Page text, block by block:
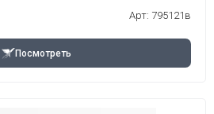
Арт: 795121в
Посмотреть